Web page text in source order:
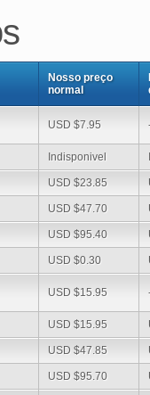
Nosso preço
normal
USD $7.95
Indisponivel
USD $23.85
USD $47.70
USD $95.40
USD $0.30
USD $15.95
USD $15.95
USD $47.85
USD $95.70